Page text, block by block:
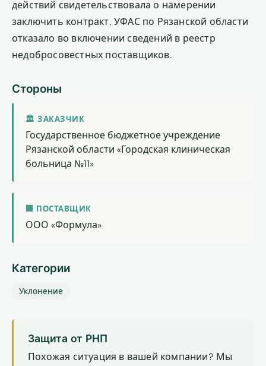
действий свидетельствовала о намерении
заключить контракт. УФАС по Рязанской области
отказало во включении сведений в реестр
недобросовестных поставщиков.
Стороны
🏛 ЗАКАЗЧИК
Государственное бюджетное учреждение
Рязанской области «Городская клиническая
больница №11»
🏢 ПОСТАВЩИК
ООО «Формула»
Категории
Уклонение
Защита от РНП
Похожая ситуация в вашей компании? Мы